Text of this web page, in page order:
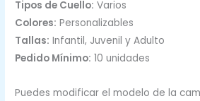
Tipos de Cuello: Varios
Colores: Personalizables
Tallas: Infantil, Juvenil y Adulto
Pedido Mínimo: 10 unidades
Puedes modificar el modelo de la